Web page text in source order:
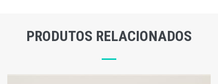
PRODUTOS RELACIONADOS